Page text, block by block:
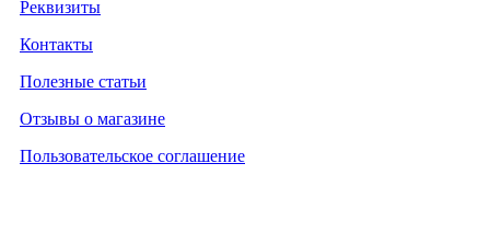
Реквизиты
Контакты
Полезные статьи
Отзывы о магазине
Пользовательское соглашение